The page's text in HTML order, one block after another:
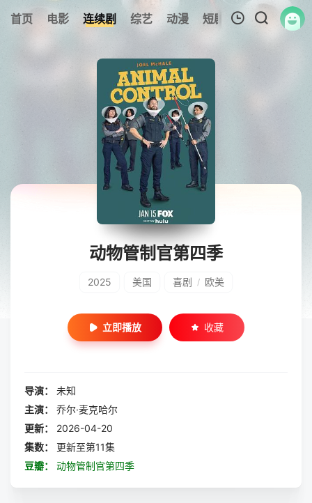
首页 电影 连续剧 综艺 动漫 短剧大全 纪录片
暂无观看影片的记录
动物管制官第四季
2025 美国 喜剧 / 欧美
立即播放 收藏
导演：
未知
主演：
乔尔·麦克哈尔
更新：
2026-04-20
集数：
更新至第11集
豆瓣：
动物管制官第四季